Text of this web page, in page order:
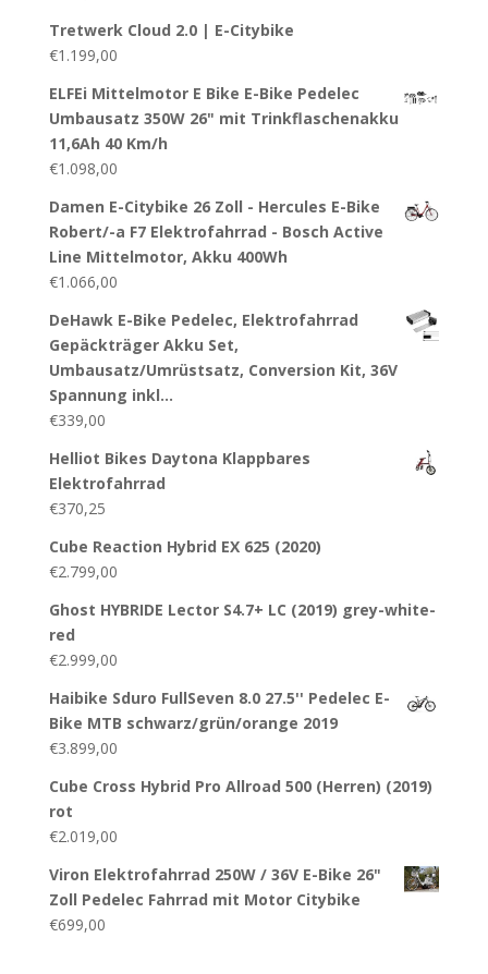
Tretwerk Cloud 2.0 | E-Citybike
€1.199,00
ELFEi Mittelmotor E Bike E-Bike Pedelec
Umbausatz 350W 26" mit Trinkflaschenakku
11,6Ah 40 Km/h
€1.098,00
Damen E-Citybike 26 Zoll - Hercules E-Bike
Robert/-a F7 Elektrofahrrad - Bosch Active
Line Mittelmotor, Akku 400Wh
€1.066,00
DeHawk E-Bike Pedelec, Elektrofahrrad
Gepäckträger Akku Set,
Umbausatz/Umrüstsatz, Conversion Kit, 36V
Spannung inkl…
€339,00
Helliot Bikes Daytona Klappbares
Elektrofahrrad
€370,25
Cube Reaction Hybrid EX 625 (2020)
€2.799,00
Ghost HYBRIDE Lector S4.7+ LC (2019) grey-white-
red
€2.999,00
Haibike Sduro FullSeven 8.0 27.5'' Pedelec E-
Bike MTB schwarz/grün/orange 2019
€3.899,00
Cube Cross Hybrid Pro Allroad 500 (Herren) (2019)
rot
€2.019,00
Viron Elektrofahrrad 250W / 36V E-Bike 26"
Zoll Pedelec Fahrrad mit Motor Citybike
€699,00